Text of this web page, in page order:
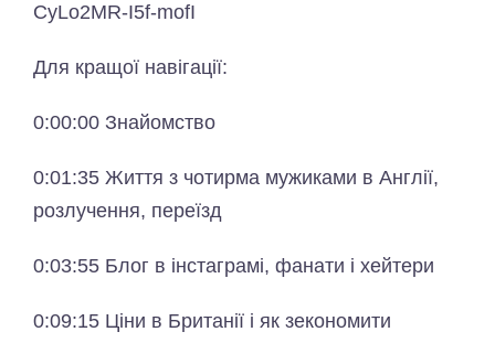
CyLo2MR-I5f-mofI
Для кращої навігації:
0:00:00 Знайомство
0:01:35 Життя з чотирма мужиками в Англії,
розлучення, переїзд
0:03:55 Блог в інстаграмі, фанати і хейтери
0:09:15 Ціни в Британії і як зекономити